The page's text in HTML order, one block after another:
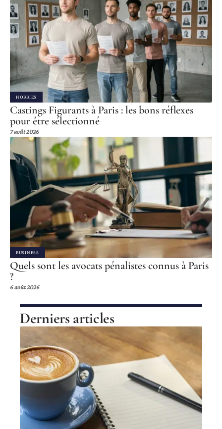
HOBBIES
Castings Figurants à Paris : les bons réflexes
pour être sélectionné
7 août 2026
BUSINESS
Quels sont les avocats pénalistes connus à Paris
?
6 août 2026
Derniers articles